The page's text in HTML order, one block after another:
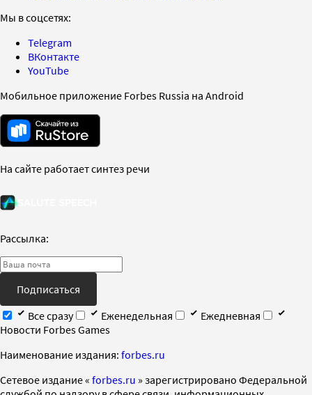
Мы в соцсетях:
Telegram
ВКонтакте
YouTube
Мобильное приложение Forbes Russia на Android
На сайте работает синтез речи
Рассылка:
Подписаться
Все сразу
Еженедельная
Ежедневная
Новости Forbes Games
Наименование издания: forbes.ru
Cетевое издание « forbes.ru » зарегистрировано Федеральной